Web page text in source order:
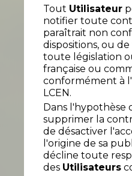
Tout Utilisateur
notifier toute
paraîtrait non
dispositions, ou
toute législation
française ou
conformément à
LCEN.
Dans l'hypothèse
supprimer la
de désactiver
l'origine de sa
décline toute
des Utilisateurs